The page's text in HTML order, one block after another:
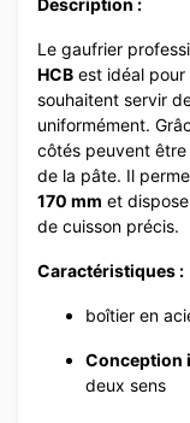
Description :
Le gaufrier
HCB est idéal
souhaitent servir
uniformément.
côtés peuvent
de la pâte. Il
170 mm et
de cuisson précis.
Caractéristiques :
boîtier en
Conception
deux sens